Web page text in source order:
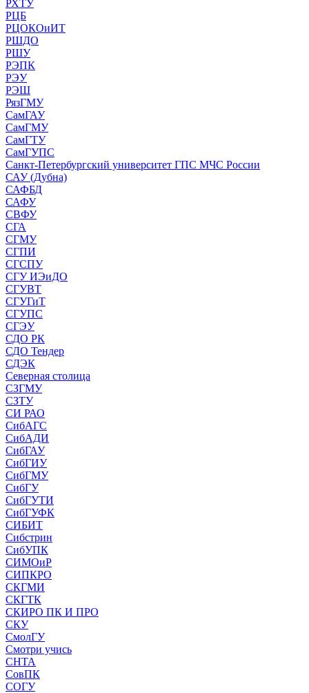
РХТУ
РЦБ
РЦОКОиИТ
РШДО
РШУ
РЭПК
РЭУ
РЭШ
РязГМУ
СамГАУ
СамГМУ
СамГТУ
СамГУПС
Санкт-Петербургский университет ГПС МЧС России
САУ (Дубна)
САФБД
САФУ
СВФУ
СГА
СГМУ
СГПИ
СГСПУ
СГУ ИЭиДО
СГУВТ
СГУГиТ
СГУПС
СГЭУ
СДО РК
СДО Тендер
СДЭК
Северная столица
СЗГМУ
СЗТУ
СИ РАО
СибАГС
СибАДИ
СибГАУ
СибГИУ
СибГМУ
СибГУ
СибГУТИ
СибГУФК
СИБИТ
Сибстрин
СибУПК
СИМОиР
СИПКРО
СКГМИ
СКГТК
СКИРО ПК И ПРО
СКУ
СмолГУ
Смотри учись
СНТА
СовПК
СОГУ